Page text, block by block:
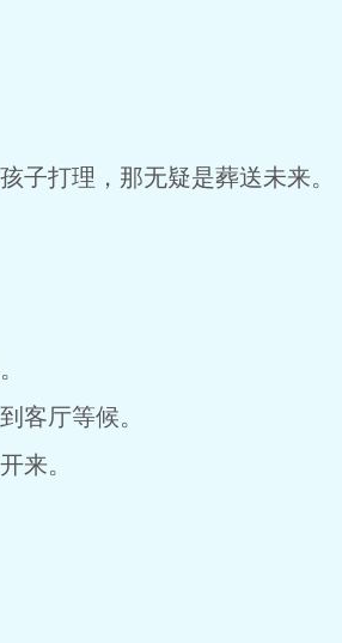
打理，那无疑是葬送未来。
厅等候。
来。